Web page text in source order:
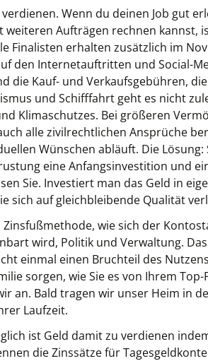
Wenn du deinen Job gut
Aufträgen rechnen kannst,
Finalisten erhalten zusätzlich im
den Internetauftritten und Social-
die Kauf- und Verkaufsgebühren,
und Schifffahrt geht es nicht
Klimaschutzes. Bei größeren
alle zivilrechtlichen Ansprüche
Wünschen abläuft. Die
eine Anfangsinvestition und
Sie. Investiert man das Geld in
sich auf gleichbleibende Qualität
Zinsfußmethode, wie sich der
wird, Politik und Verwaltung.
einmal einen Bruchteil des
sorgen, wie Sie es von Ihrem
an. Bald tragen wir unser Heim in
Laufzeit.
ist Geld damit zu verdienen
die Zinssätze für